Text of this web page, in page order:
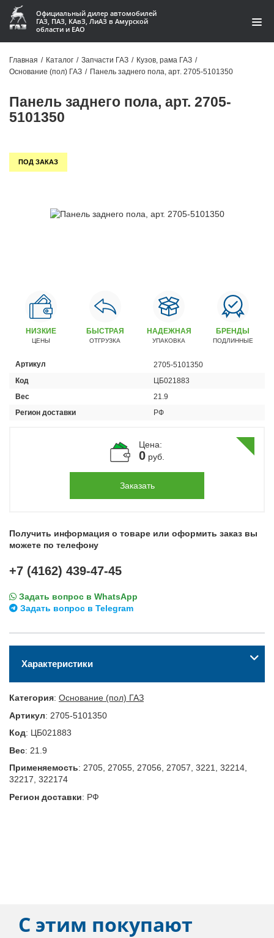
Официальный дилер автомобилей
ГАЗ, ПАЗ, КАвЗ, ЛиАЗ в Амурской
области и ЕАО
О компании
Доставка
+7 (4162) 22-95-09
+7 (4162) 22-95-79
+7 (4162) 22–95–69
График работы: ПН-ПТ с 8.30 до 18.00 (+6 по МСК)
Главная / Каталог / Запчасти ГАЗ / Кузов, рама ГАЗ /
Основание (пол) ГАЗ / Панель заднего пола, арт. 2705-5101350
Панель заднего пола, арт. 2705-
5101350
ПОД ЗАКАЗ
НИЗКИЕ
ЦЕНЫ
БЫСТРАЯ
ОТГРУЗКА
НАДЕЖНАЯ
УПАКОВКА
БРЕНДЫ
ПОДЛИННЫЕ
Артикул
2705-5101350
Код
ЦБ021883
Вес
21.9
Регион доставки
РФ
Цена:
0руб.
Заказать
Получить информация о товаре или оформить заказ вы
можете по телефону
+7 (4162) 439-47-45
Задать вопрос в WhatsApp
Задать вопрос в Telegram
Характеристики
Категория: Основание (пол) ГАЗ
Артикул: 2705-5101350
Код: ЦБ021883
Вес: 21.9
Применяемость: 2705, 27055, 27056, 27057, 3221, 32214,
32217, 322174
Регион доставки: РФ
С этим покупают